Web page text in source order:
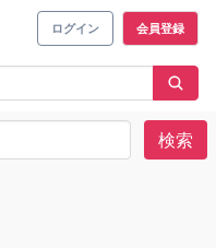
ログイン 会員登録
検索